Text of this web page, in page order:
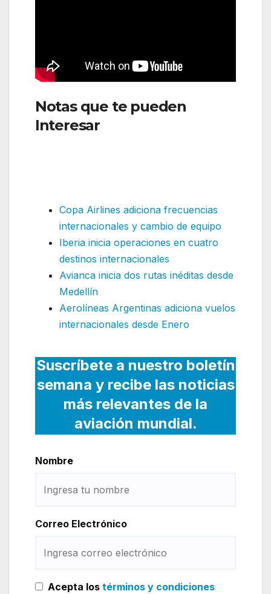
Notas que te pueden
Interesar
Copa Airlines adiciona frecuencias
internacionales y cambio de equipo
Iberia inicia operaciones en cuatro
destinos internacionales
Avianca inicia dos rutas inéditas desde
Medellín
Aerolíneas Argentinas adiciona vuelos
internacionales desde Enero
Suscríbete a nuestro boletín
semana y recibe las noticias
más relevantes de la
aviación mundial.
Nombre
Correo Electrónico
Acepta los términos y condiciones